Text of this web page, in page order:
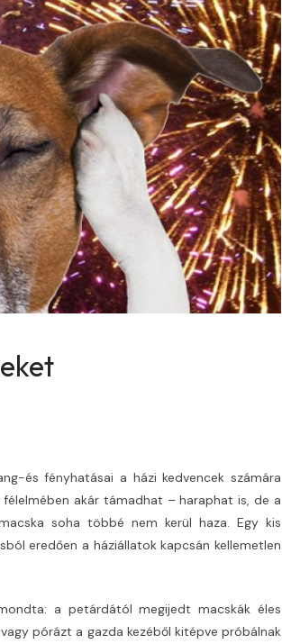
és fényhatásai a házi kedvencek számára
akár támadhat – haraphat is, de a
soha többé nem kerül haza. Egy kis
eredően a háziállatok kapcsán kellemetlen
a petárdától megijedt macskák éles
pórázt a gazda kezéből kitépve próbálnak